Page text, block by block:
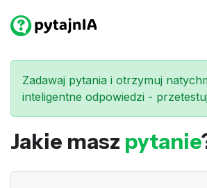
Zadawaj pytania i otrzymuj
inteligentne odpowiedzi -
Jakie masz pytanie